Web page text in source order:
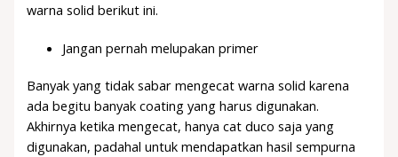
warna solid berikut ini.
Jangan pernah melupakan primer
Banyak yang tidak sabar mengecat warna solid karena
ada begitu banyak coating yang harus digunakan.
Akhirnya ketika mengecat, hanya cat duco saja yang
digunakan, padahal untuk mendapatkan hasil sempurna